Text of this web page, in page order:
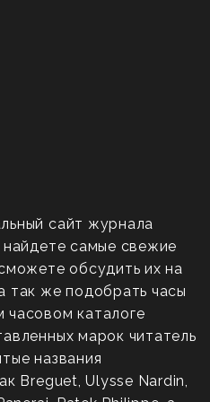
сайт журнала
самые свежие
обсудить их на
так же подобрать часы
каталоге
марок читатель
названия
Breguet, Ulysse Nardin,